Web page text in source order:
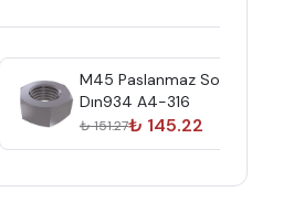
M45 Paslanmaz Somun
Dın934 A4-316
₺ 151.27₺ 145.22